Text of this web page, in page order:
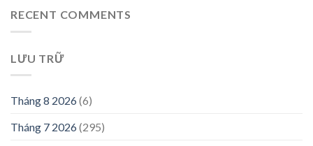
RECENT COMMENTS
LƯU TRỮ
Tháng 8 2026(6)
Tháng 7 2026(295)